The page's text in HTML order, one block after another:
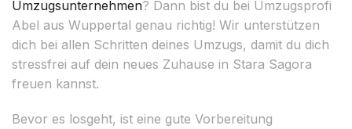
Umzugsunternehmen? Dann bist du bei Umzugsprofi
Abel aus Wuppertal genau richtig! Wir unterstützen
dich bei allen Schritten deines Umzugs, damit du dich
stressfrei auf dein neues Zuhause in Stara Sagora
freuen kannst.
Bevor es losgeht, ist eine gute Vorbereitung